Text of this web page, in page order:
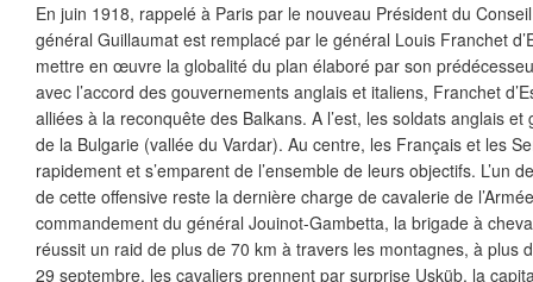
En juin 1918, rappelé à Paris par le nouveau Président du
général Guillaumat est remplacé par le général Louis Franchet
mettre en œuvre la globalité du plan élaboré par son
avec l’accord des gouvernements anglais et italiens, Franchet
alliées à la reconquête des Balkans. A l’est, les soldats anglais
de la Bulgarie (vallée du Vardar). Au centre, les Français et les
rapidement et s’emparent de l’ensemble de leurs objectifs. L’un
de cette offensive reste la dernière charge de cavalerie de
commandement du général Jouinot-Gambetta, la brigade à
réussit un raid de plus de 70 km à travers les montagnes, à plus
29 septembre, les cavaliers prennent par surprise Usküb, la